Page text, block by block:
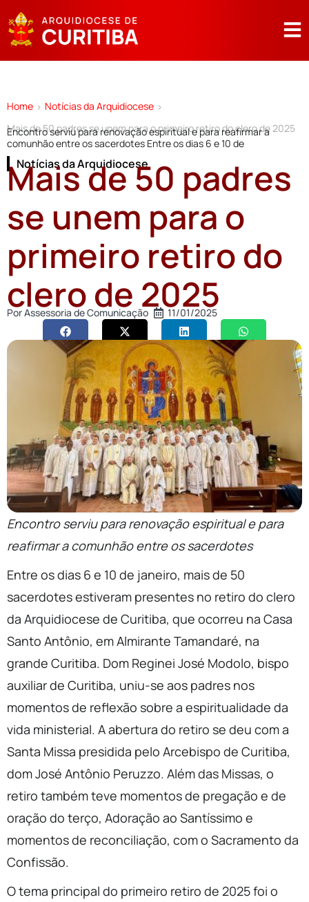
Home > Notícias da Arquidiocese >
Mais de 50 padres se unem para o primeiro retiro do clero de 2025
Encontro serviu para renovação espiritual e para reafirmar a
comunhão entre os sacerdotes Entre os dias 6 e 10 de
Notícias da Arquidiocese
Mais de 50 padres
se unem para o
primeiro retiro do
clero de 2025
PorAssessoria de Comunicação 11/01/2025
Encontro serviu para renovação espiritual e para
reafirmar a comunhão entre os sacerdotes
Entre os dias 6 e 10 de janeiro, mais de 50
sacerdotes estiveram presentes no retiro do clero
da Arquidiocese de Curitiba, que ocorreu na Casa
Santo Antônio, em Almirante Tamandaré, na
grande Curitiba. Dom Reginei José Modolo, bispo
auxiliar de Curitiba, uniu-se aos padres nos
momentos de reflexão sobre a espiritualidade da
vida ministerial. A abertura do retiro se deu com a
Santa Missa presidida pelo Arcebispo de Curitiba,
dom José Antônio Peruzzo. Além das Missas, o
retiro também teve momentos de pregação e de
oração do terço, Adoração ao Santíssimo e
momentos de reconciliação, com o Sacramento da
Confissão.
O tema principal do primeiro retiro de 2025 foi o